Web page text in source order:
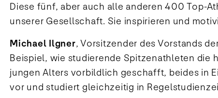
Diese fünf, aber auch alle anderen 400 Top-
unserer Gesellschaft. Sie inspirieren und
Michael Ilgner, Vorsitzender des Vorstands
Beispiel, wie studierende Spitzenathleten die
jungen Alters vorbildlich geschafft, beides in
vor und studiert gleichzeitig in